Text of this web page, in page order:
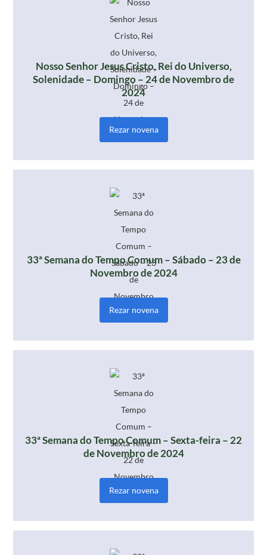
Nosso Senhor Jesus Cristo, Rei do Universo,
Solenidade – Domingo – 24 de Novembro de
2024
Rezar novena
33ª Semana do Tempo Comum – Sábado – 23 de
Novembro de 2024
Rezar novena
33ª Semana do Tempo Comum – Sexta-feira – 22
de Novembro de 2024
Rezar novena